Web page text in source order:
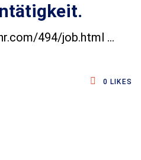
*
494/job.html
0 LIKES